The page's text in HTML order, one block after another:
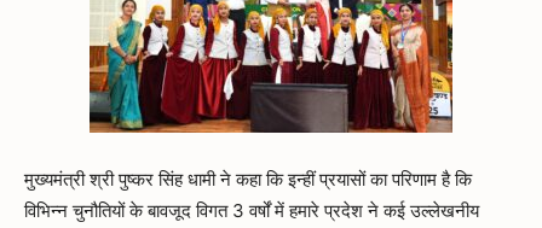
मुख्यमंत्री श्री पुष्कर सिंह धामी ने कहा कि इन्हीं प्रयासों का परिणाम है कि
विभिन्न चुनौतियों के बावजूद विगत 3 वर्षों में हमारे प्रदेश ने कई उल्लेखनीय